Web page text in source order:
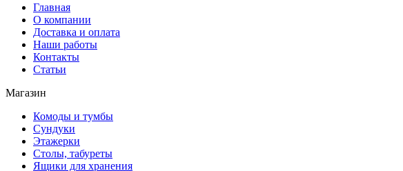
Главная
О компании
Доставка и оплата
Наши работы
Контакты
Статьи
Магазин
Комоды и тумбы
Сундуки
Этажерки
Столы, табуреты
Ящики для хранения